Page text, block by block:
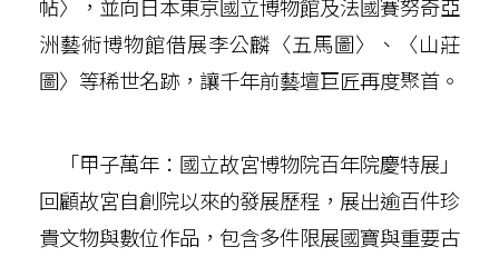
帖〉，並向日本東京國立博物館及法國賽努奇亞
洲藝術博物館借展李公麟〈五馬圖〉、〈山莊
圖〉等稀世名跡，讓千年前藝壇巨匠再度聚首。
「甲子萬年：國立故宮博物院百年院慶特展」
回顧故宮自創院以來的發展歷程，展出逾百件珍
貴文物與數位作品，包含多件限展國寶與重要古